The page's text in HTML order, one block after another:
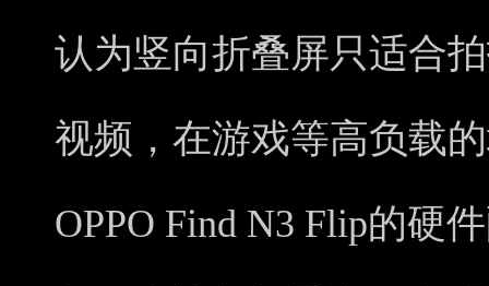
认为竖向折叠屏只适合
视频，在游戏等高负载
OPPO Find N3 Flip的硬